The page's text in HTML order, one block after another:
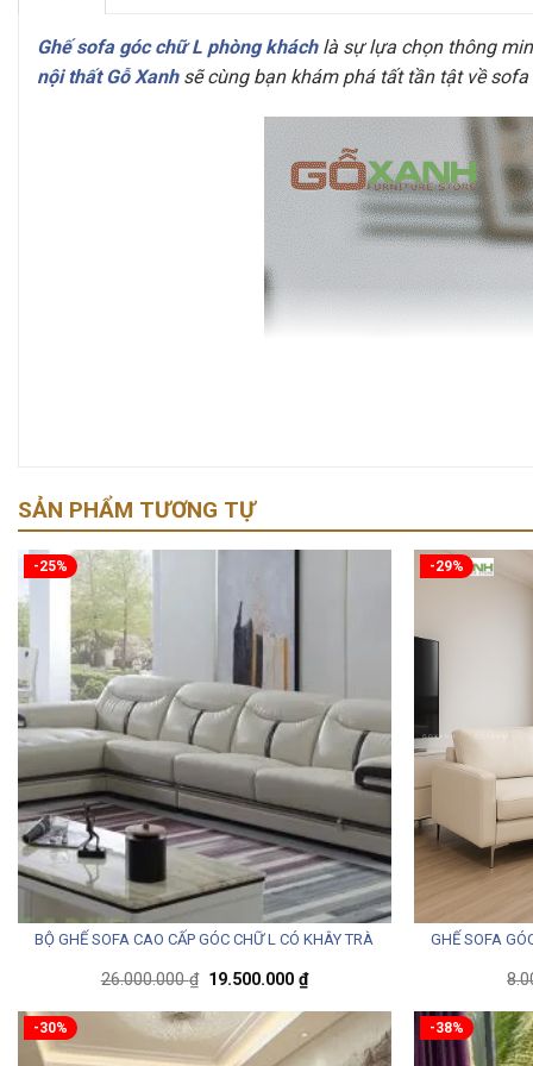
Ghế sofa góc chữ L phòng kháchlà sự lựa chọn thông
nội thất Gỗ Xanhsẽ cùng bạn khám phá tất tần tật về
SẢN PHẨM TƯƠNG TỰ
-25%
BỘ GHẾ SOFA CAO CẤP GÓC CHỮ L CÓ KHÂY TRÀ
26.000.000₫ Giá
là:
26.000.000 ₫.
19.500.000 ₫Giá
hiện
tại
là:
19.500.000 ₫.
-29%
GHẾ SOFA
-30% -38%